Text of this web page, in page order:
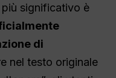
significativo è
di
nel testo originale